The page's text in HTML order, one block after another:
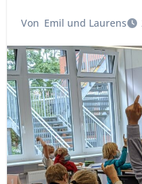
Von Emil und Laurens